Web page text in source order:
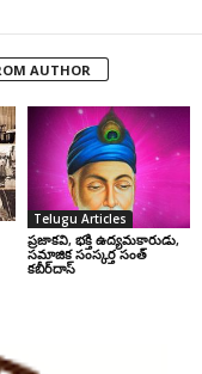
AUTHOR
Telugu Articles
ప్రజాకవి, భక్తి ఉద్యమకారుడు,
సమాజిక సంస్కర్త సంత్‌
కబీర్‌దాస్‌